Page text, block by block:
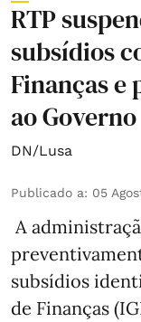
RTP
subsídios
Finanças e
ao Governo
DN/Lusa
Publicado a: 05
A
subsídios
de Finanças